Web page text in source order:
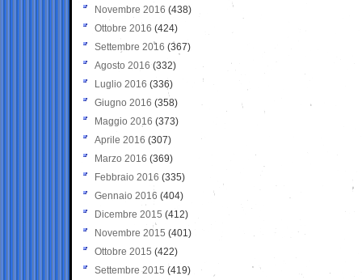
Novembre 2016 (438)
Ottobre 2016 (424)
Settembre 2016 (367)
Agosto 2016 (332)
Luglio 2016 (336)
Giugno 2016 (358)
Maggio 2016 (373)
Aprile 2016 (307)
Marzo 2016 (369)
Febbraio 2016 (335)
Gennaio 2016 (404)
Dicembre 2015 (412)
Novembre 2015 (401)
Ottobre 2015 (422)
Settembre 2015 (419)